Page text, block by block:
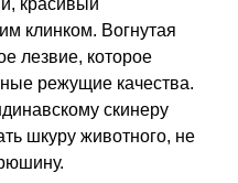
клинком. Вогнутая
лезвие, которое
режущие качества.
скинеру
шкуру животного, не